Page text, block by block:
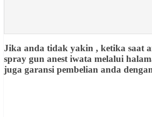
Jika anda tidak yakin , ketika saat
spray gun anest iwata melalui
juga garansi pembelian anda